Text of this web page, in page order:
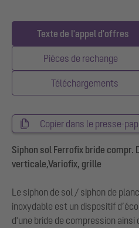
Texte de l'appel d'offres
Pièces de rechange
Téléchargements
Copier dans le presse-
Siphon sol Ferrofix bride compr.
verticale,Variofix, grille
Le siphon de sol / siphon de
inoxydable est un dispositif
d'une bride de compression ainsi